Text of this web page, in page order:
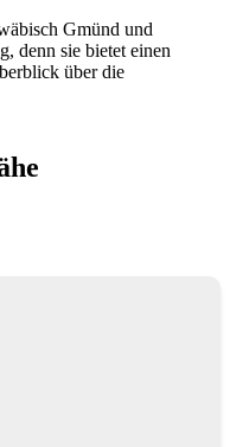
Gmünd und
denn sie bietet einen
über die